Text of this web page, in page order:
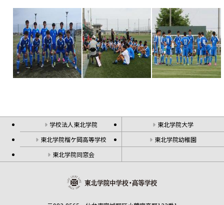
学校法人東北学院
東北学院大学
東北学院榴ケ岡高等学校
東北学院幼稚園
東北学院同窓会